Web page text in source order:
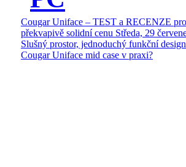
Cougar Uniface – TEST a RECENZE
překvapivě solidní cenu Středa, 29
Slušný prostor, jednoduchý funkční
Cougar Uniface mid case v praxi?